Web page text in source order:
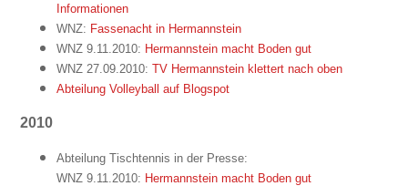
Informationen
WNZ: Fassenacht in Hermannstein
WNZ 9.11.2010: Hermannstein macht Boden gut
WNZ 27.09.2010: TV Hermannstein klettert nach oben
Abteilung Volleyball auf Blogspot
2010
Abteilung Tischtennis in der Presse:
WNZ 9.11.2010: Hermannstein macht Boden gut